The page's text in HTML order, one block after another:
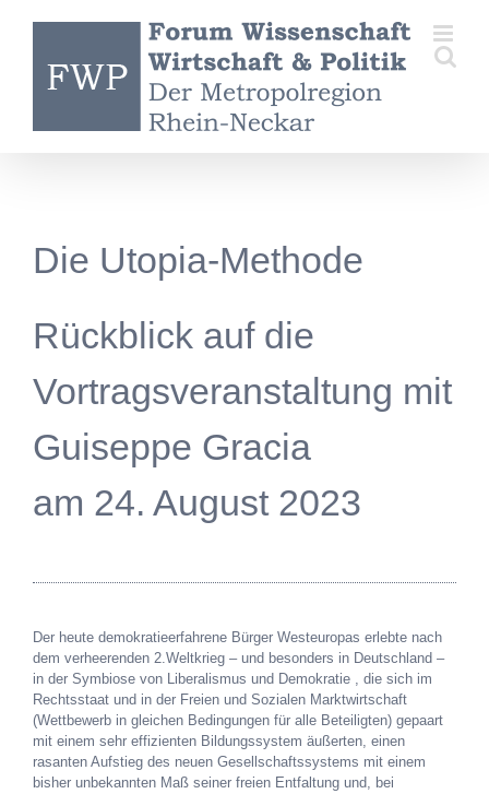
Die Utopia-Methode
Rückblick auf die
Vortragsveranstaltung mit
Guiseppe Gracia
am 24. August 2023
Der heute demokratieerfahrene Bürger Westeuropas erlebte nach
dem verheerenden 2.Weltkrieg – und besonders in Deutschland –
in der Symbiose von Liberalismus und Demokratie , die sich im
Rechtsstaat und in der Freien und Sozialen Marktwirtschaft
(Wettbewerb in gleichen Bedingungen für alle Beteiligten) gepaart
mit einem sehr effizienten Bildungssystem äußerten, einen
rasanten Aufstieg des neuen Gesellschaftssystems mit einem
bisher unbekannten Maß seiner freien Entfaltung und, bei